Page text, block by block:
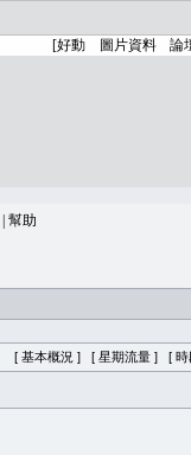
幫助
[ 基本概況 ] [ 星期流量 ] [ 時